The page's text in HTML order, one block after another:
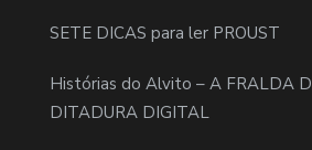
SETE DICAS para ler PROUST
Histórias do Alvito – A FRALDA
DITADURA DIGITAL